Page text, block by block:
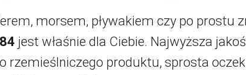
morsem, pływakiem czy po prostu
jest właśnie dla Ciebie. Najwyższa
rzemieślniczego produktu, sprosta